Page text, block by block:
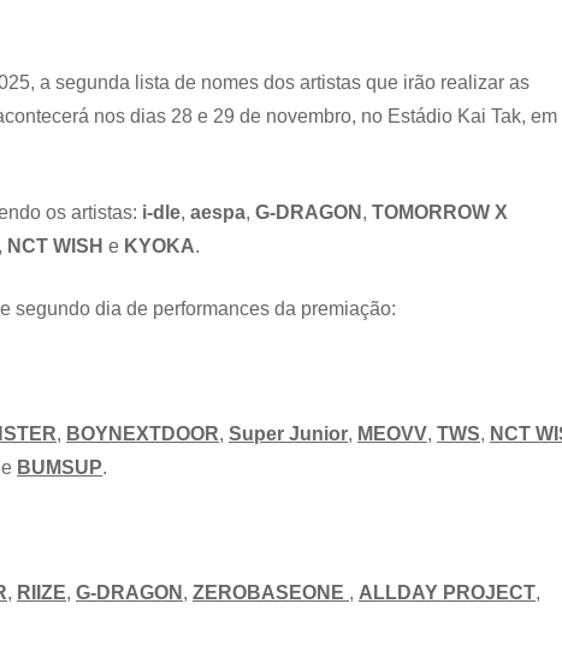
segunda
lista
de
na
a segunda lista de nomes dos artistas que irão realizar as
nos dias 28 e 29 de novembro, no Estádio Kai Tak, em
os artistas: i-dle, aespa, G-DRAGON , TOMORROW X
, NCT WISH e KYOKA.
segundo dia de performances da premiação:
, BOYNEXTDOOR, Super Junior, MEOVV, TWS, NCT
e BUMSUP.
, RIIZE, G-DRAGON , ZEROBASEONE , ALLDAY PROJECT,